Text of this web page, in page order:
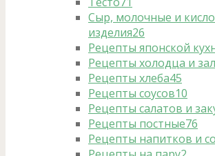
Сыр, молочные и
изделия26
Рецепты японской
Рецепты холодца и
Рецепты хлеба45
Рецепты соусов10
Рецепты салатов и
Рецепты постные76
Рецепты напитков и